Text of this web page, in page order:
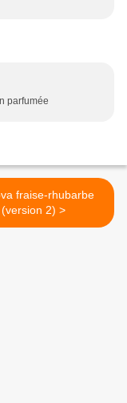
parfumée
fraise-rhubarbe
(version 2) >